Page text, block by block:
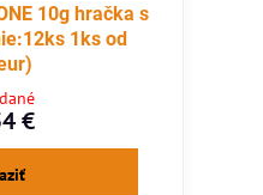
10g hračka s
1ks od
€